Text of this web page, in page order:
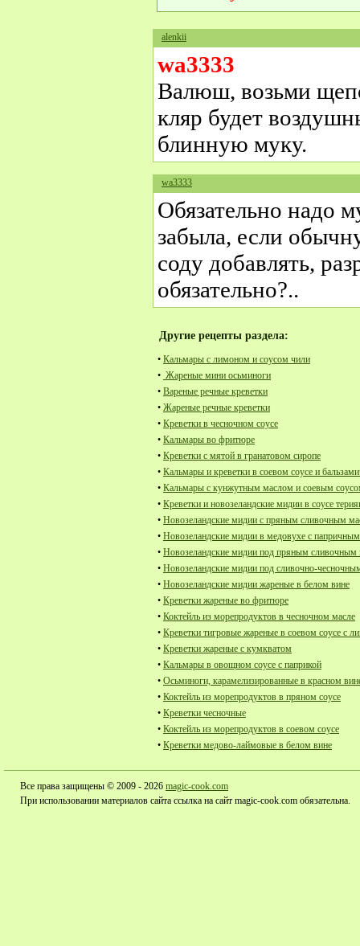
alenkii
wa3333
Валюш, возьми
кляр будет
блинную муку.
wa3333
Обязательно надо
забыла, если
соду добавлять,
обязательно?..
Другие рецепты раздела:
• Кальмары с лимоном и соусом чили
• Жареные мини осьминоги
• Вареные речные креветки
• Жареные речные креветки
• Креветки в чесночном соусе
• Кальмары во фритюре
• Креветки с мятой в гранатовом сиропе
• Кальмары и креветки в соевом соусе и
• Кальмары с кунжутным маслом и соевым
• Креветки и новозеландские мидии в соусе
• Новозеландские мидии с пряным сливочным
• Новозеландские мидии в медовухе с
• Новозеландские мидии под пряным
• Новозеландские мидии под сливочно-
• Новозеландские мидии жареные в белом вине
• Креветки жареные во фритюре
• Коктейль из морепродуктов в чесночном масле
• Креветки тигровые жареные в соевом соусе с
• Креветки жареные с кумкватом
• Кальмары в овощном соусе с паприкой
• Осьминоги, карамелизированные в красном
• Коктейль из морепродуктов в пряном соусе
• Креветки чесночные
• Коктейль из морепродуктов в соевом соусе
• Креветки медово-лаймовые в белом вине
Все права защищены © 2009 - 2026 magic-cook.com
При использовании материалов сайта ссылка на сайт magic-cook.com обязательна.